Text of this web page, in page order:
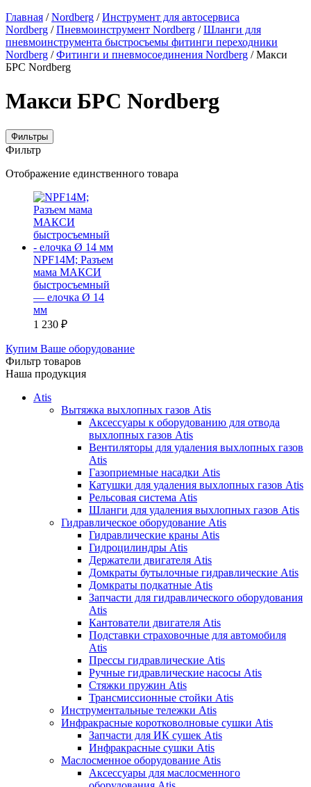
Главная /Nordberg /Инструмент для автосервиса
Nordberg /Пневмоинструмент Nordberg /Шланги для
пневмоинструмента быстросъемы фитинги переходники
Nordberg /Фитинги и пневмосоединения Nordberg / Макси
БРС Nordberg
Макси БРС Nordberg
Фильтры
Фильтр
Отображение единственного товара
NPF14M; Разъем
мама МАКСИ
быстросъемный
— елочка Ø 14
мм
1 230 ₽
Купим Ваше оборудование
Фильтр товаров
Наша продукция
Atis
Вытяжка выхлопных газов Atis
Аксессуары к оборудованию для отвода
выхлопных газов Atis
Вентиляторы для удаления выхлопных газов
Atis
Газоприемные насадки Atis
Катушки для удаления выхлопных газов Atis
Рельсовая система Atis
Шланги для удаления выхлопных газов Atis
Гидравлическое оборудование Atis
Гидравлические краны Atis
Гидроцилиндры Atis
Держатели двигателя Atis
Домкраты бутылочные гидравлические Atis
Домкраты подкатные Atis
Запчасти для гидравлического оборудования
Atis
Кантователи двигателя Atis
Подставки страховочные для автомобиля
Atis
Прессы гидравлические Atis
Ручные гидравлические насосы Atis
Стяжки пружин Atis
Трансмиссионные стойки Atis
Инструментальные тележки Atis
Инфракрасные коротковолновые сушки Atis
Запчасти для ИК сушек Atis
Инфракрасные сушки Atis
Маслосменное оборудование Atis
Аксессуары для маслосменного